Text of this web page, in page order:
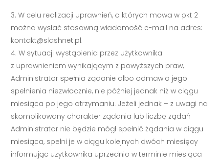
W celu realizacji uprawnień, o których mowa w pkt 2
można wysłać stosowną wiadomość e-mail na adres:
kontakt@slashnet.pl.
W sytuacji wystąpienia przez użytkownika
z uprawnieniem wynikającym z powyższych praw,
Administrator spełnia żądanie albo odmawia jego
spełnienia niezwłocznie, nie później jednak niż w ciągu
miesiąca po jego otrzymaniu. Jeżeli jednak – z uwagi na
skomplikowany charakter żądania lub liczbę żądań –
Administrator nie będzie mógł spełnić żądania w ciągu
miesiąca, spełni je w ciągu kolejnych dwóch miesięcy
informując użytkownika uprzednio w terminie miesiąca